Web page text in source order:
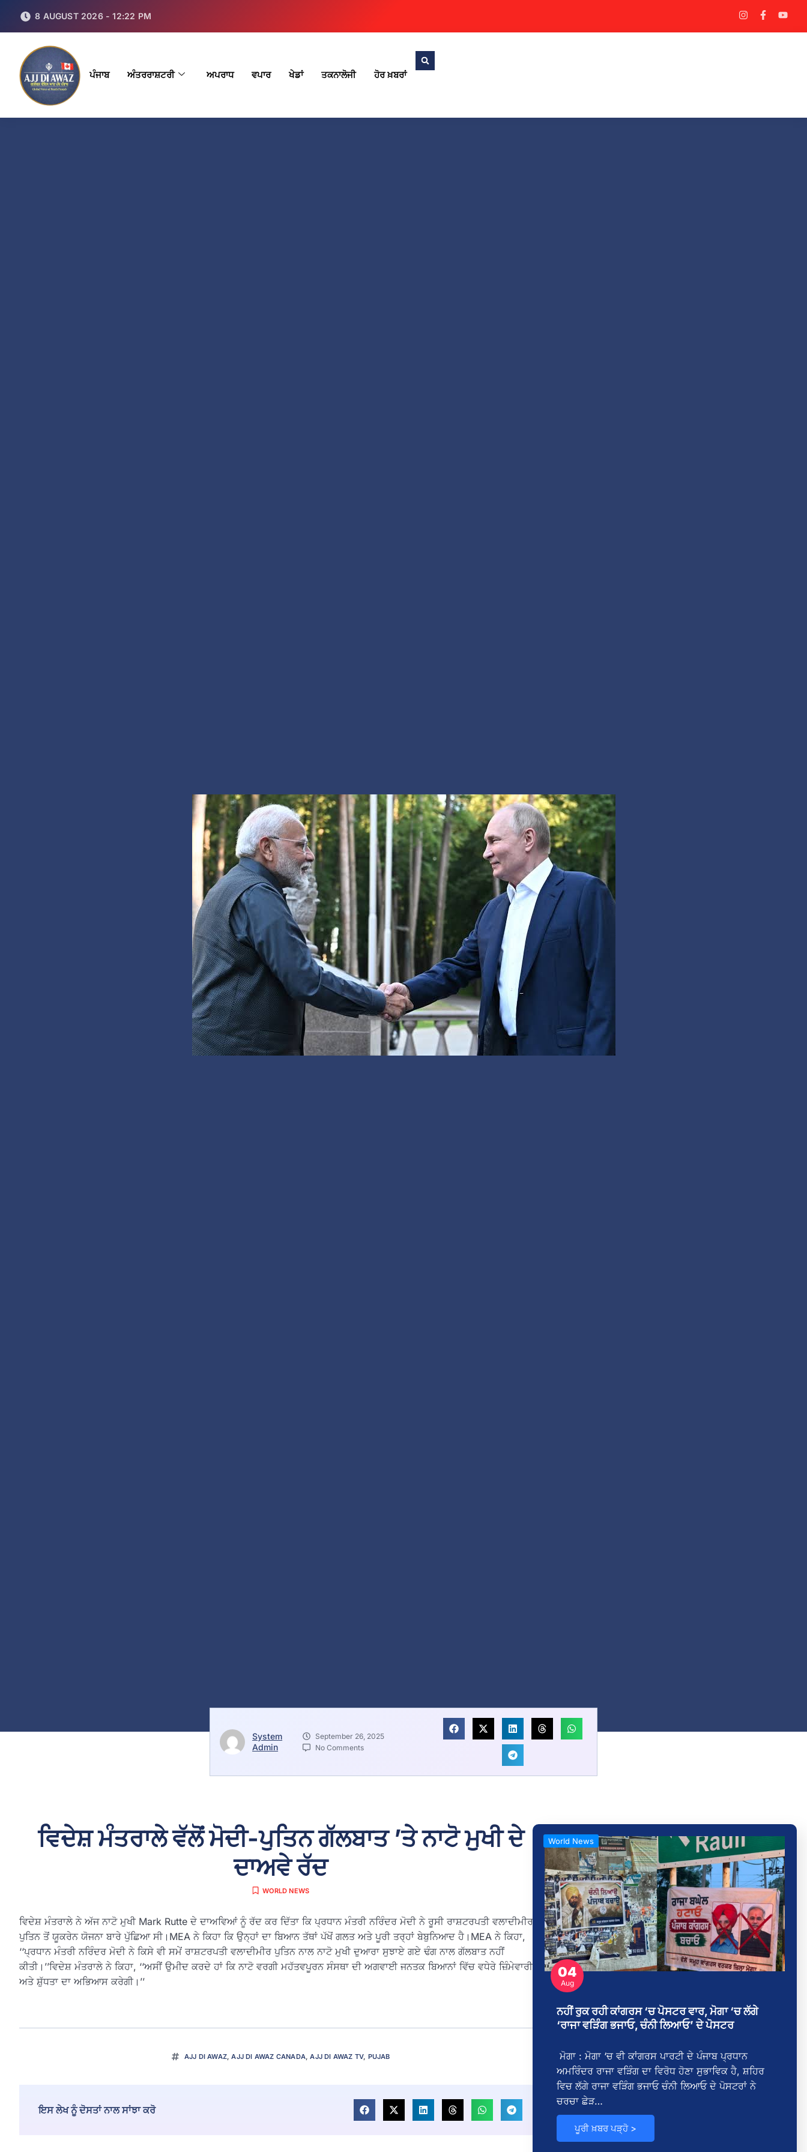
8 AUGUST 2026 - 12:22 PM
ਪੰਜਾਬ ਅੰਤਰਰਾਸ਼ਟਰੀ ਅਪਰਾਧ ਵਪਾਰ ਖੇਡਾਂ ਤਕਨਾਲੋਜੀ ਹੋਰ ਖ਼ਬਰਾਂ
System
Admin
September 26, 2025
No Comments
ਵਿਦੇਸ਼ ਮੰਤਰਾਲੇ ਵੱਲੋਂ ਮੋਦੀ-ਪੁਤਿਨ ਗੱਲਬਾਤ ’ਤੇ ਨਾਟੋ ਮੁਖੀ ਦੇ
ਦਾਅਵੇ ਰੱਦ
WORLD NEWS
ਵਿਦੇਸ਼ ਮੰਤਰਾਲੇ ਨੇ ਅੱਜ ਨਾਟੋ ਮੁਖੀ Mark Rutte ਦੇ ਦਾਅਵਿਆਂ ਨੂੰ ਰੱਦ ਕਰ ਦਿੱਤਾ ਕਿ ਪ੍ਰਧਾਨ ਮੰਤਰੀ ਨਰਿੰਦਰ ਮੋਦੀ ਨੇ ਰੂਸੀ ਰਾਸ਼ਟਰਪਤੀ ਵਲਾਦੀਮੀਰ
ਪੁਤਿਨ ਤੋਂ ਯੂਕਰੇਨ ਯੋਜਨਾ ਬਾਰੇ ਪੁੱਛਿਆ ਸੀ।MEA ਨੇ ਕਿਹਾ ਕਿ ਉਨ੍ਹਾਂ ਦਾ ਬਿਆਨ ਤੱਥਾਂ ਪੱਖੋਂ ਗਲਤ ਅਤੇ ਪੂਰੀ ਤਰ੍ਹਾਂ ਬੇਬੁਨਿਆਦ ਹੈ।MEA ਨੇ ਕਿਹਾ,
‘‘ਪ੍ਰਧਾਨ ਮੰਤਰੀ ਨਰਿੰਦਰ ਮੋਦੀ ਨੇ ਕਿਸੇ ਵੀ ਸਮੇਂ ਰਾਸ਼ਟਰਪਤੀ ਵਲਾਦੀਮੀਰ ਪੁਤਿਨ ਨਾਲ ਨਾਟੋ ਮੁਖੀ ਦੁਆਰਾ ਸੁਝਾਏ ਗਏ ਢੰਗ ਨਾਲ ਗੱਲਬਾਤ ਨਹੀਂ
ਕੀਤੀ।’’ਵਿਦੇਸ਼ ਮੰਤਰਾਲੇ ਨੇ ਕਿਹਾ, ‘‘ਅਸੀਂ ਉਮੀਦ ਕਰਦੇ ਹਾਂ ਕਿ ਨਾਟੋ ਵਰਗੀ ਮਹੱਤਵਪੂਰਨ ਸੰਸਥਾ ਦੀ ਅਗਵਾਈ ਜਨਤਕ ਬਿਆਨਾਂ ਵਿੱਚ ਵਧੇਰੇ ਜ਼ਿੰਮੇਵਾਰੀ
ਅਤੇ ਸ਼ੁੱਧਤਾ ਦਾ ਅਭਿਆਸ ਕਰੇਗੀ।’’
AJJ DI AWAZ,AJJ DI AWAZ CANADA,AJJ DI AWAZ TV, PUJAB
ਇਸ ਲੇਖ ਨੂੰ ਦੋਸਤਾਂ ਨਾਲ ਸਾਂਝਾ ਕਰੋ
04
Aug
World News
ਨਹੀਂ ਰੁਕ ਰਹੀ ਕਾਂਗਰਸ ‘ਚ ਪੋਸਟਰ ਵਾਰ, ਮੋਗਾ ‘ਚ ਲੱਗੇ
‘ਰਾਜਾ ਵੜਿੰਗ ਭਜਾਓ, ਚੰਨੀ ਲਿਆਓ’ ਦੇ ਪੋਸਟਰ
ਮੋਗਾ : ਮੋਗਾ ‘ਚ ਵੀ ਕਾਂਗਰਸ ਪਾਰਟੀ ਦੇ ਪੰਜਾਬ ਪ੍ਰਧਾਨ
ਅਮਰਿੰਦਰ ਰਾਜਾ ਵੜਿੰਗ ਦਾ ਵਿਰੋਧ ਹੋਣਾ ਸੁਭਾਵਿਕ ਹੈ, ਸ਼ਹਿਰ
ਵਿਚ ਲੱਗੇ ਰਾਜਾ ਵੜਿੰਗ ਭਜਾਓ ਚੰਨੀ ਲਿਆਓ ਦੇ ਪੋਸਟਰਾਂ ਨੇ
ਚਰਚਾ ਛੇੜ…
ਪੂਰੀ ਖ਼ਬਰ ਪੜ੍ਹੋ >